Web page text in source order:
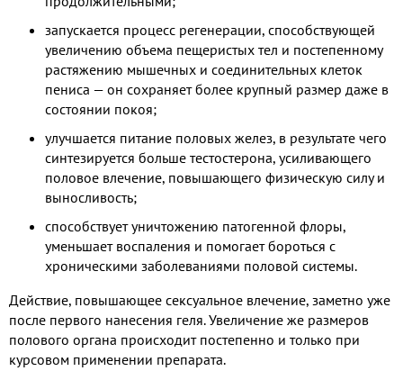
запускается процесс регенерации, способствующей
увеличению объема пещеристых тел и постепенному
растяжению мышечных и соединительных клеток
пениса — он сохраняет более крупный размер даже в
состоянии покоя;
улучшается питание половых желез, в результате чего
синтезируется больше тестостерона, усиливающего
половое влечение, повышающего физическую силу и
выносливость;
способствует уничтожению патогенной флоры,
уменьшает воспаления и помогает бороться с
хроническими заболеваниями половой системы.
Действие, повышающее сексуальное влечение, заметно уже
после первого нанесения геля. Увеличение же размеров
полового органа происходит постепенно и только при
курсовом применении препарата.